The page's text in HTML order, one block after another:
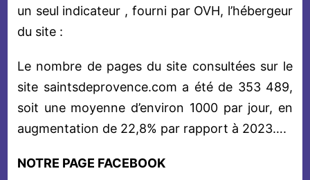
un seul indicateur , fourni par OVH, l’hébergeur
du site :
Le nombre de pages du site consultées sur le
site saintsdeprovence.com a été de 353 489,
soit une moyenne d’environ 1000 par jour, en
augmentation de 22,8% par rapport à 2023….
NOTRE PAGE FACEBOOK